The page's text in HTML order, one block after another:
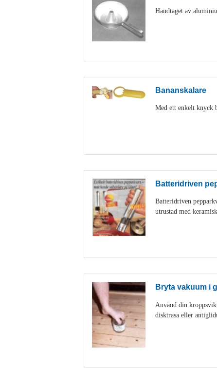
Handtaget av
Bananskalare
Med ett enkelt knyck
Batteridriven
Batteridriven
utrustad med
Bryta vakuum i
Använd din
disktrasa eller